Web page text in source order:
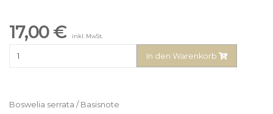
17,00 € inkl. MwSt.
In den Warenkorb
Boswelia serrata / Basisnote